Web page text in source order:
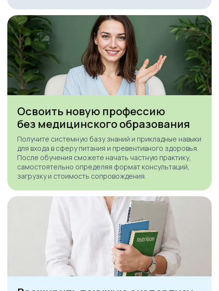
Освоить новую профессию
без медицинского образования
Получите системную базу знаний и прикладные навыки
для входа в сферу питания и превентивного здоровья.
После обучения сможете начать частную практику,
самостоятельно определяя формат консультаций,
загрузку и стоимость сопровождения.